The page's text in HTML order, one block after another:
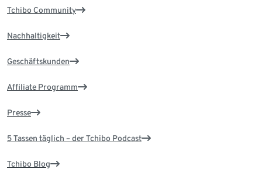
Tchibo Community
Nachhaltigkeit
Geschäftskunden
Affiliate Programm
Presse
5 Tassen täglich – der Tchibo Podcast
Tchibo Blog